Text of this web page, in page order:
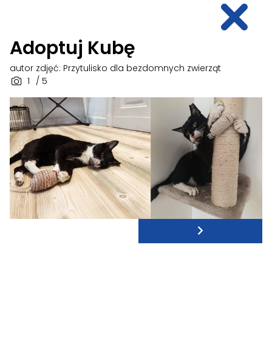
Adoptuj Kubę
1 / 5
autor zdjęć: Przytulisko dla bezdomnych zwierząt